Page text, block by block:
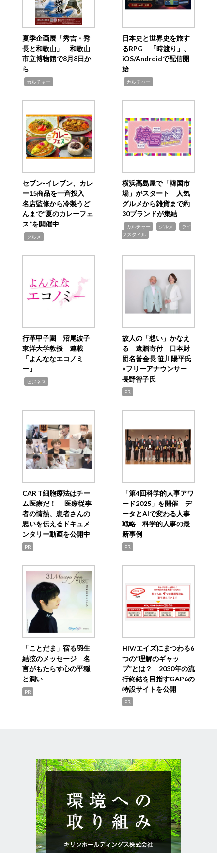
夏季企画展「秀吉・秀
長と和歌山」 和歌山
市立博物館で8月8日か
ら
カルチャー
日本史と世界史を旅す
るRPG 「時渡り」、
iOS/Androidで配信開
始
カルチャー
セブン‐イレブン、カレ
ー15商品を一斉投入
名店監修から冷製うど
んまで“夏のカレーフェ
ス”を開催中
グルメ
横浜高島屋で「韓国市
場」がスタート 人気
グルメから雑貨まで約
30ブランドが集結
カルチャー グルメ
ライ
フスタイル
行革甲子園 沼尾波子
東洋大学教授 連載
「よんななエコノミ
ー」
ビジネス
故人の「想い」かなえ
る 遺贈寄付 日本財
団名誉会長 笹川陽平氏
×フリーアナウンサー
長野智子氏
PR
CAR T細胞療法はチー
ム医療だ！ 医療従事
者の情熱、患者さんの
思いを伝えるドキュメ
ンタリー動画を公開中
PR
「第4回科学的人事アワ
ード2025」を開催 デ
ータとAIで変わる人事
戦略 科学的人事の最
新事例
PR
「ことだま」宿る羽生
結弦のメッセージ 名
言がもたらす心の平穏
と潤い
PR
HIV/エイズにまつわる6
つの“理解のギャッ
プ”とは？ 2030年の流
行終結を目指すGAP6の
特設サイトを公開
PR